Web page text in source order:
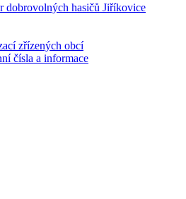
dobrovolných hasičů Jiříkovice
zřízených obcí
čísla a informace